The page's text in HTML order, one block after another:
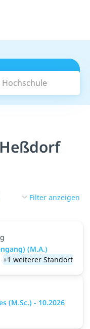
Filter anzeigen
(M.A.)
+1 weiterer Standort
(M.Sc.) - 10.2026